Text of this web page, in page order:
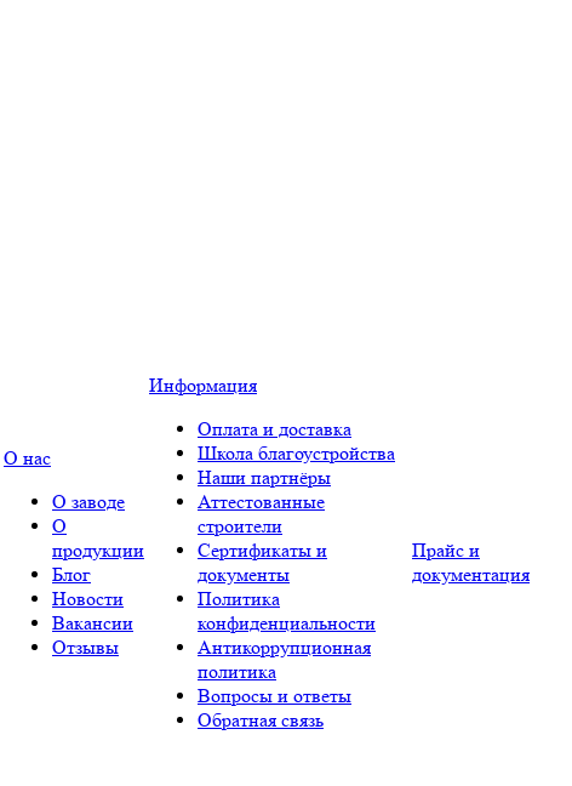
О нас
О заводе
О
продукции
Блог
Новости
Вакансии
Отзывы
Информация
Оплата и доставка
Школа благоустройства
Наши партнёры
Аттестованные
строители
Сертификаты и
документы
Политика
конфиденциальности
Антикоррупционная
политика
Вопросы и ответы
Обратная связь
Прайс и
документация